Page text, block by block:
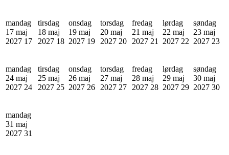
mandag
17 maj
2027 17
tirsdag
18 maj
2027 18
onsdag
19 maj
2027 19
torsdag
20 maj
2027 20
fredag
21 maj
2027 21
lørdag
22 maj
2027 22
søndag
23 maj
2027 23
mandag
24 maj
2027 24
tirsdag
25 maj
2027 25
onsdag
26 maj
2027 26
torsdag
27 maj
2027 27
fredag
28 maj
2027 28
lørdag
29 maj
2027 29
søndag
30 maj
2027 30
mandag
31 maj
2027 31